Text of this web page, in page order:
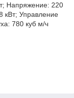
Напряжение: 220
кВт; Управление
780 куб м/ч